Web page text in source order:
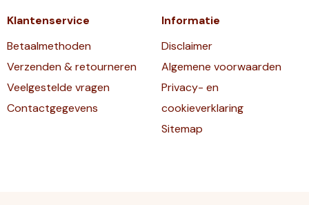
Klantenservice
Betaalmethoden
Verzenden & retourneren
Veelgestelde vragen
Contactgegevens
Informatie
Disclaimer
Algemene voorwaarden
Privacy- en
cookieverklaring
Sitemap